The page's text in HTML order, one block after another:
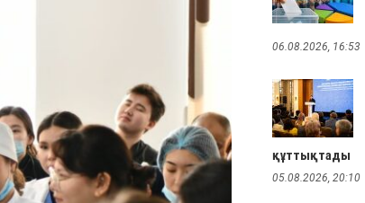
06.08.2026, 16:53
құттықтады
05.08.2026, 20:10